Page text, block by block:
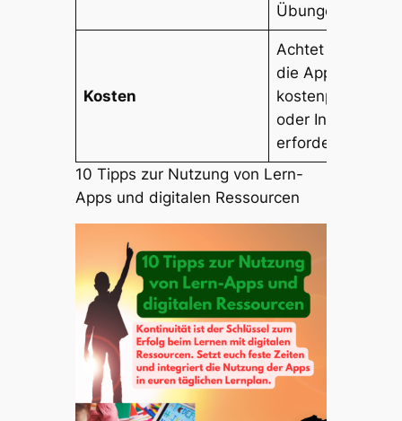
Übungen).
Kosten
Achtet darauf,
die App
kostenpflichtig
oder In-App-
erfordert.
10 Tipps zur Nutzung von Lern-
Apps und digitalen Ressourcen